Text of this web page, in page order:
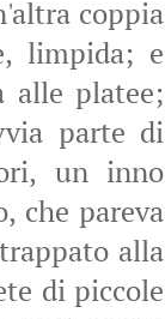
coppia
limpida; e
alle platee;
parte di
un inno
che pareva
alla
di piccole